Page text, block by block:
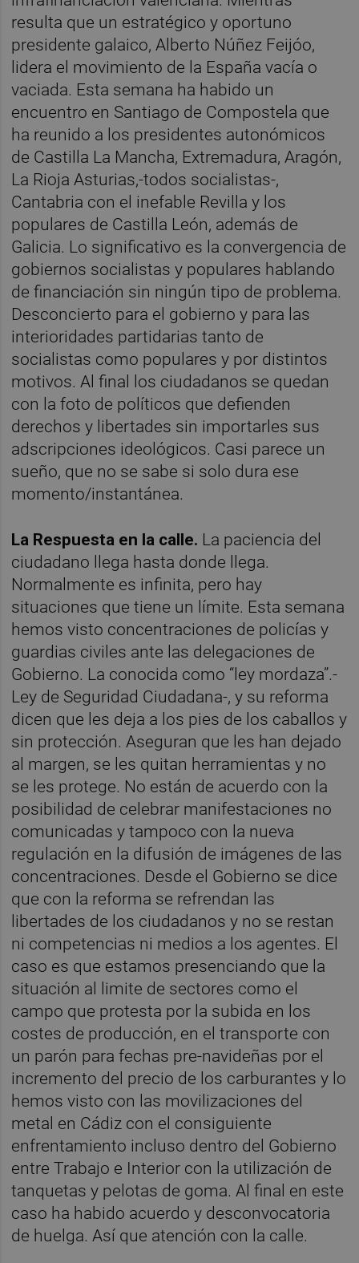
resulta que un estratégico y oportuno
presidente galaico, Alberto Núñez Feijóo,
lidera el movimiento de la España vacía o
vaciada. Esta semana ha habido un
encuentro en Santiago de Compostela que
ha reunido a los presidentes autonómicos
de Castilla La Mancha, Extremadura, Aragón,
La Rioja Asturias,-todos socialistas-,
Cantabria con el inefable Revilla y los
populares de Castilla León, además de
Galicia. Lo significativo es la convergencia de
gobiernos socialistas y populares hablando
de financiación sin ningún tipo de problema.
Desconcierto para el gobierno y para las
interioridades partidarias tanto de
socialistas como populares y por distintos
motivos. Al final los ciudadanos se quedan
con la foto de políticos que defienden
derechos y libertades sin importarles sus
adscripciones ideológicos. Casi parece un
sueño, que no se sabe si solo dura ese
momento/instantánea.
La Respuesta en la calle. La paciencia del
ciudadano llega hasta donde llega.
Normalmente es infinita, pero hay
situaciones que tiene un límite. Esta semana
hemos visto concentraciones de policías y
guardias civiles ante las delegaciones de
Gobierno. La conocida como “ley mordaza”.-
Ley de Seguridad Ciudadana-, y su reforma
dicen que les deja a los pies de los caballos y
sin protección. Aseguran que les han dejado
al margen, se les quitan herramientas y no
se les protege. No están de acuerdo con la
posibilidad de celebrar manifestaciones no
comunicadas y tampoco con la nueva
regulación en la difusión de imágenes de las
concentraciones. Desde el Gobierno se dice
que con la reforma se refrendan las
libertades de los ciudadanos y no se restan
ni competencias ni medios a los agentes. El
caso es que estamos presenciando que la
situación al limite de sectores como el
campo que protesta por la subida en los
costes de producción, en el transporte con
un parón para fechas pre-navideñas por el
incremento del precio de los carburantes y lo
hemos visto con las movilizaciones del
metal en Cádiz con el consiguiente
enfrentamiento incluso dentro del Gobierno
entre Trabajo e Interior con la utilización de
tanquetas y pelotas de goma. Al final en este
caso ha habido acuerdo y desconvocatoria
de huelga. Así que atención con la calle.